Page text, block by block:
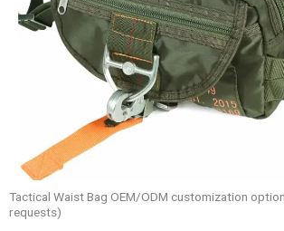
Tactical Waist Bag OEM/ODM customization
requests)